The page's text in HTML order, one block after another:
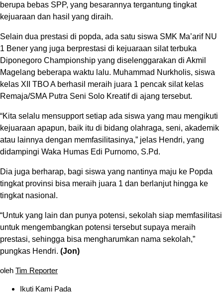
berupa bebas SPP, yang besarannya tergantung tingkat
kejuaraan dan hasil yang diraih.
Selain dua prestasi di popda, ada satu siswa SMK Ma’arif NU
1 Bener yang juga berprestasi di kejuaraan silat terbuka
Diponegoro Championship yang diselenggarakan di Akmil
Magelang beberapa waktu lalu. Muhammad Nurkholis, siswa
kelas XII TBO A berhasil meraih juara 1 pencak silat kelas
Remaja/SMA Putra Seni Solo Kreatif di ajang tersebut.
“Kita selalu mensupport setiap ada siswa yang mau mengikuti
kejuaraan apapun, baik itu di bidang olahraga, seni, akademik
atau lainnya dengan memfasilitasinya,” jelas Hendri, yang
didampingi Waka Humas Edi Purnomo, S.Pd.
Dia juga berharap, bagi siswa yang nantinya maju ke Popda
tingkat provinsi bisa meraih juara 1 dan berlanjut hingga ke
tingkat nasional.
“Untuk yang lain dan punya potensi, sekolah siap memfasilitasi
untuk mengembangkan potensi tersebut supaya meraih
prestasi, sehingga bisa mengharumkan nama sekolah,”
pungkas Hendri. (Jon)
oleh Tim Reporter
Ikuti Kami Pada